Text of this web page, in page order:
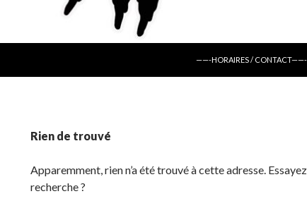
——-HORAIRES / CONTACT——-
Rien de trouvé
Apparemment, rien n’a été trouvé à cette adresse.
recherche ?